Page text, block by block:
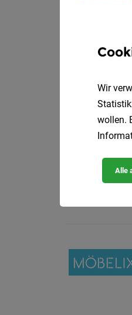
Wir
wollen.
Alle